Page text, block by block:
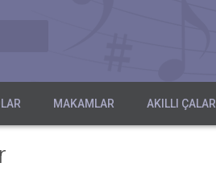
MAKAMLAR AKILLI ÇALAR